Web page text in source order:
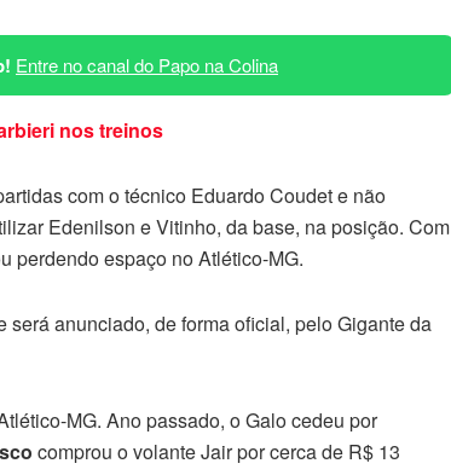
Entre no canal do Papo na Colina
nos treinos
com o técnico Eduardo Coudet e não
Edenilson e Vitinho, da base, na posição. Com
perdendo espaço no Atlético-MG.
anunciado, de forma oficial, pelo Gigante da
MG. Ano passado, o Galo cedeu por
comprou o volante Jair por cerca de R$ 13